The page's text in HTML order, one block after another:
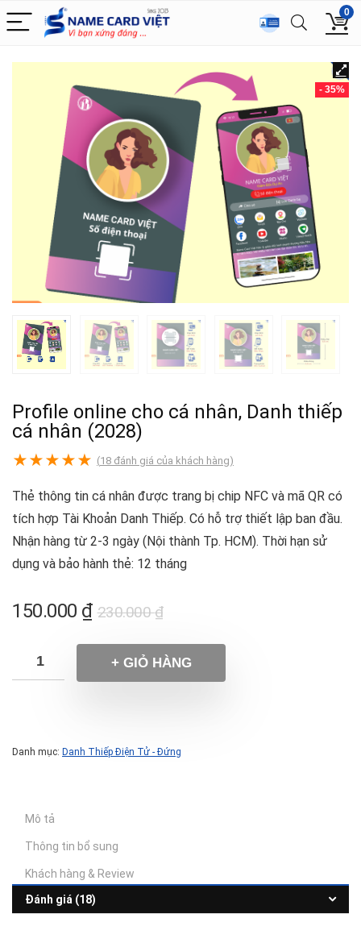
0
- 35%
Profile online cho cá nhân, Danh thiếp
cá nhân (2028)
★★★★★ (18 đánh giá của khách hàng)
Thẻ thông tin cá nhân được trang bị chip NFC và mã QR có
tích hợp Tài Khoản Danh Thiếp. Có hỗ trợ thiết lập ban đầu.
Nhận hàng từ 2-3 ngày (Nội thành Tp. HCM). Thời hạn sử
dụng và bảo hành thẻ: 12 tháng
230.000₫
150.000 ₫
+ GIỎ HÀNG
Danh mục: Danh Thiếp Điện Tử - Đứng
Mô tả
Thông tin bổ sung
Khách hàng & Review
Đánh giá (18)